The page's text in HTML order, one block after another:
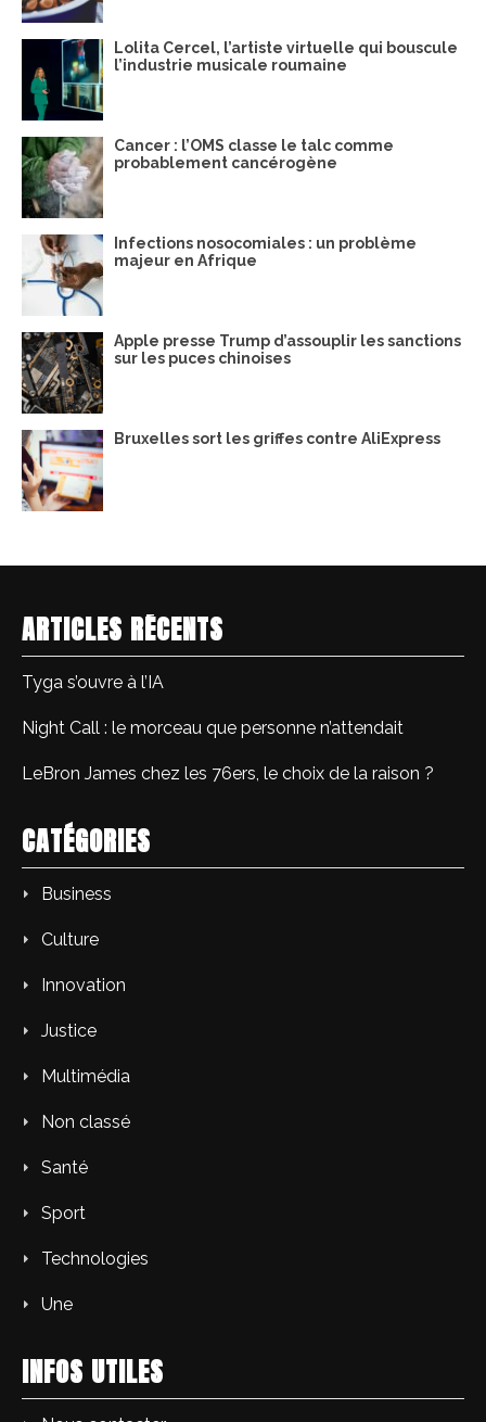
Lolita Cercel, l’artiste virtuelle qui bouscule
l’industrie musicale roumaine
Cancer : l’OMS classe le talc comme
probablement cancérogène
Infections nosocomiales : un problème
majeur en Afrique
Apple presse Trump d’assouplir les sanctions
sur les puces chinoises
Bruxelles sort les griffes contre AliExpress
ARTICLES RÉCENTS
Tyga s’ouvre à l’IA
Night Call : le morceau que personne n’attendait
LeBron James chez les 76ers, le choix de la raison ?
CATÉGORIES
Business
Culture
Innovation
Justice
Multimédia
Non classé
Santé
Sport
Technologies
Une
INFOS UTILES